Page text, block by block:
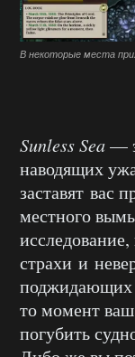
В некоторые места
Sunless Sea—
наводящих
заставят вас
местного
страхи и
поджидающих
то момент
погубить